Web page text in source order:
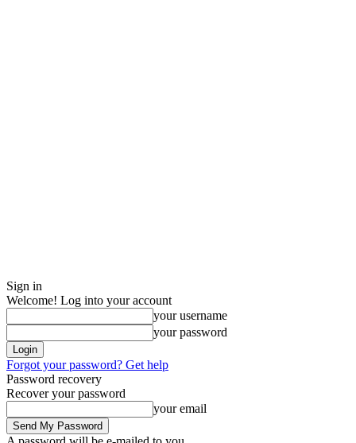
Sign in
Welcome! Log into your account
your username
your password
Forgot your password? Get help
Password recovery
Recover your password
your email